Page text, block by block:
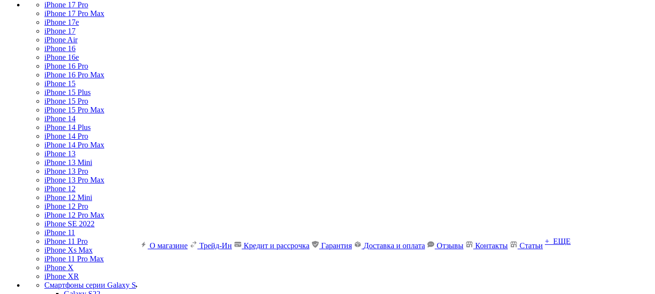
iPhone 17 Pro
iPhone 17 Pro Max
iPhone 17e
iPhone 17
iPhone Air
iPhone 16
iPhone 16e
iPhone 16 Pro
iPhone 16 Pro Max
iPhone 15
iPhone 15 Plus
iPhone 15 Pro
iPhone 15 Pro Max
iPhone 14
iPhone 14 Plus
iPhone 14 Pro
iPhone 14 Pro Max
iPhone 13
iPhone 13 Mini
iPhone 13 Pro
iPhone 13 Pro Max
iPhone 12
iPhone 12 Mini
iPhone 12 Pro
iPhone 12 Pro Max
iPhone SE 2022
iPhone 11
iPhone 11 Pro
iPhone Xs Max
iPhone 11 Pro Max
iPhone X
iPhone XR
Смартфоны серии Galaxy S
О магазине Трейд-Ин Кредит и рассрочка Гарантия Доставка и оплата Отзывы Контакты Статьи
+ ЕЩЕ